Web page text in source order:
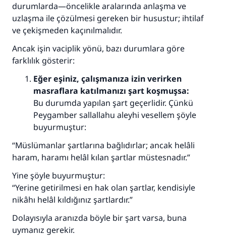
durumlarda—öncelikle aralarında anlaşma ve
uzlaşma ile çözülmesi gereken bir husustur; ihtilaf
ve çekişmeden kaçınılmalıdır.
Ancak işin vaciplik yönü, bazı durumlara göre
farklılık gösterir:
Eğer eşiniz, çalışmanıza izin verirken
masraflara katılmanızı şart koşmuşsa:
Bu durumda yapılan şart geçerlidir. Çünkü
Peygamber sallallahu aleyhi vesellem şöyle
buyurmuştur:
“Müslümanlar şartlarına bağlıdırlar; ancak helâli
haram, haramı helâl kılan şartlar müstesnadır.”
Yine şöyle buyurmuştur:
“Yerine getirilmesi en hak olan şartlar, kendisiyle
nikâhı helâl kıldığınız şartlardır.”
Dolayısıyla aranızda böyle bir şart varsa, buna
uymanız gerekir.